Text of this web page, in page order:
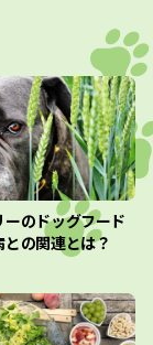
のドッグフード
の関連とは？